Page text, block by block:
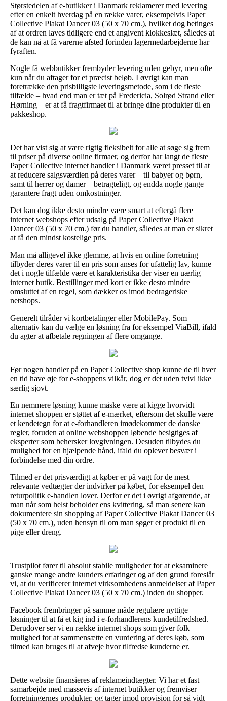
Størstedelen af e-butikker i Danmark reklamerer med levering
efter en enkelt hverdag på en række varer, eksempelvis Paper
Collective Plakat Dancer 03 (50 x 70 cm.), hvilket dog betinges
af at ordren laves tidligere end et angivent klokkeslæt, således at
de kan nå at få varerne afsted forinden lagermedarbejderne har
fyraften.
Nogle få webbutikker frembyder levering uden gebyr, men ofte
kun når du aftager for et præcist beløb. I øvrigt kan man
foretrække den prisbilligste leveringsmetode, som i de fleste
tilfælde – hvad end man er tæt på Fredericia, Solrød Strand eller
Hørning – er at få fragtfirmaet til at bringe dine produkter til en
pakkeshop.
Det har vist sig at være rigtig fleksibelt for alle at søge sig frem
til priser på diverse online firmaer, og derfor har langt de fleste
Paper Collective internet handler i Danmark været presset til at
at reducere salgsværdien på deres varer – til babyer og børn,
samt til herrer og damer – betragteligt, og endda nogle gange
garantere fragt uden omkostninger.
Det kan dog ikke desto mindre være smart at eftergå flere
internet webshops efter udsalg på Paper Collective Plakat
Dancer 03 (50 x 70 cm.) før du handler, således at man er sikret
at få den mindst kostelige pris.
Man må alligevel ikke glemme, at hvis en online forretning
tilbyder deres varer til en pris som anses for ufattelig lav, kunne
det i nogle tilfælde være et karakteristika der viser en uærlig
internet butik. Bestillinger med kort er ikke desto mindre
omsluttet af en regel, som dækker os imod bedrageriske
netshops.
Generelt tilråder vi kortbetalinger eller MobilePay. Som
alternativ kan du vælge en løsning fra for eksempel ViaBill, ifald
du agter at afbetale regningen af flere omgange.
Før nogen handler på en Paper Collective shop kunne de til hver
en tid have øje for e-shoppens vilkår, dog er det uden tvivl ikke
særlig sjovt.
En nemmere løsning kunne måske være at kigge hvorvidt
internet shoppen er støttet af e-mærket, eftersom det skulle være
et kendetegn for at e-forhandleren imødekommer de danske
regler, foruden at online webshoppen løbende besigtiges af
eksperter som behersker lovgivningen. Desuden tilbydes du
mulighed for en hjælpende hånd, ifald du oplever besvær i
forbindelse med din ordre.
Tilmed er det prisværdigt at køber er på vagt for de mest
relevante vedtægter der indvirker på købet, for eksempel den
returpolitik e-handlen lover. Derfor er det i øvrigt afgørende, at
man når som helst beholder ens kvittering, så man senere kan
dokumentere sin shopping af Paper Collective Plakat Dancer 03
(50 x 70 cm.), uden hensyn til om man søger et produkt til en
pige eller dreng.
Trustpilot fører til absolut stabile muligheder for at eksaminere
ganske mange andre kunders erfaringer og af den grund foreslår
vi, at du verificerer internet virksomhedens anmeldelser af Paper
Collective Plakat Dancer 03 (50 x 70 cm.) inden du shopper.
Facebook frembringer på samme måde regulære nyttige
løsninger til at få et kig ind i e-forhandlerens kundetilfredshed.
Derudover ser vi en række internet shops som giver folk
mulighed for at sammensætte en vurdering af deres køb, som
tilmed kan bruges til at afveje hvor tilfredse kunderne er.
Dette website finansieres af reklameindtægter. Vi har et fast
samarbejde med massevis af internet butikker og fremviser
forretningernes produkter, og tager imod provision for så vidt